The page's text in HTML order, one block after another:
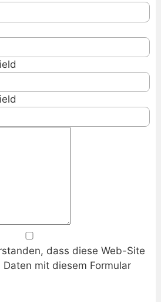
dass diese Web-Site
mit diesem Formular